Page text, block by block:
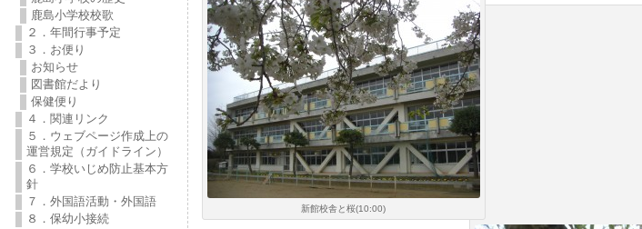
鹿島小学校校歌
２．年間行事予定
３．お便り
お知らせ
図書館だより
保健便り
４．関連リンク
５．ウェブページ作成上の
運営規定（ガイドライン）
６．学校いじめ防止基本方
針
７．外国語活動・外国語
８．保幼小接続
新館校舎と桜(10:00)